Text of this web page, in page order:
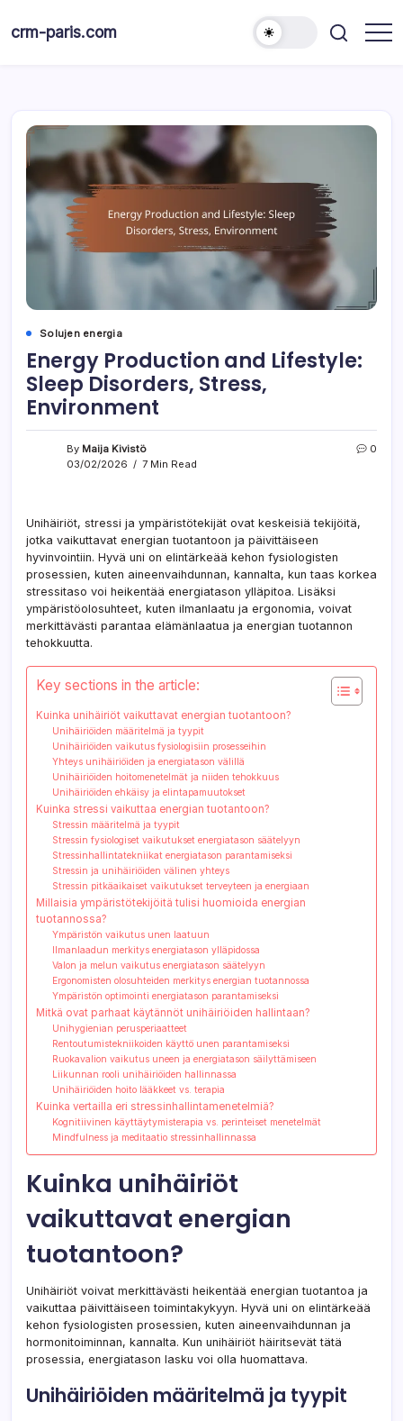
crm-paris.com
Solujen energia
Energy Production and Lifestyle:
Sleep Disorders, Stress,
Environment
By Maija Kivistö
03/02/2026
7 Min Read
0
Unihäiriöt, stressi ja ympäristötekijät ovat keskeisiä tekijöitä,
jotka vaikuttavat energian tuotantoon ja päivittäiseen
hyvinvointiin. Hyvä uni on elintärkeää kehon fysiologisten
prosessien, kuten aineenvaihdunnan, kannalta, kun taas korkea
stressitaso voi heikentää energiatason ylläpitoa. Lisäksi
ympäristöolosuhteet, kuten ilmanlaatu ja ergonomia, voivat
merkittävästi parantaa elämänlaatua ja energian tuotannon
tehokkuutta.
Key sections in the article:
Kuinka unihäiriöt vaikuttavat energian tuotantoon?
Unihäiriöiden määritelmä ja tyypit
Unihäiriöiden vaikutus fysiologisiin prosesseihin
Yhteys unihäiriöiden ja energiatason välillä
Unihäiriöiden hoitomenetelmät ja niiden tehokkuus
Unihäiriöiden ehkäisy ja elintapamuutokset
Kuinka stressi vaikuttaa energian tuotantoon?
Stressin määritelmä ja tyypit
Stressin fysiologiset vaikutukset energiatason säätelyyn
Stressinhallintatekniikat energiatason parantamiseksi
Stressin ja unihäiriöiden välinen yhteys
Stressin pitkäaikaiset vaikutukset terveyteen ja energiaan
Millaisia ympäristötekijöitä tulisi huomioida energian
tuotannossa?
Ympäristön vaikutus unen laatuun
Ilmanlaadun merkitys energiatason ylläpidossa
Valon ja melun vaikutus energiatason säätelyyn
Ergonomisten olosuhteiden merkitys energian tuotannossa
Ympäristön optimointi energiatason parantamiseksi
Mitkä ovat parhaat käytännöt unihäiriöiden hallintaan?
Unihygienian perusperiaatteet
Rentoutumistekniikoiden käyttö unen parantamiseksi
Ruokavalion vaikutus uneen ja energiatason säilyttämiseen
Liikunnan rooli unihäiriöiden hallinnassa
Unihäiriöiden hoito lääkkeet vs. terapia
Kuinka vertailla eri stressinhallintamenetelmiä?
Kognitiivinen käyttäytymisterapia vs. perinteiset menetelmät
Mindfulness ja meditaatio stressinhallinnassa
Kuinka unihäiriöt
vaikuttavat energian
tuotantoon?
Unihäiriöt voivat merkittävästi heikentää energian tuotantoa ja
vaikuttaa päivittäiseen toimintakykyyn. Hyvä uni on elintärkeää
kehon fysiologisten prosessien, kuten aineenvaihdunnan ja
hormonitoiminnan, kannalta. Kun unihäiriöt häiritsevät tätä
prosessia, energiatason lasku voi olla huomattava.
Unihäiriöiden määritelmä ja tyypit